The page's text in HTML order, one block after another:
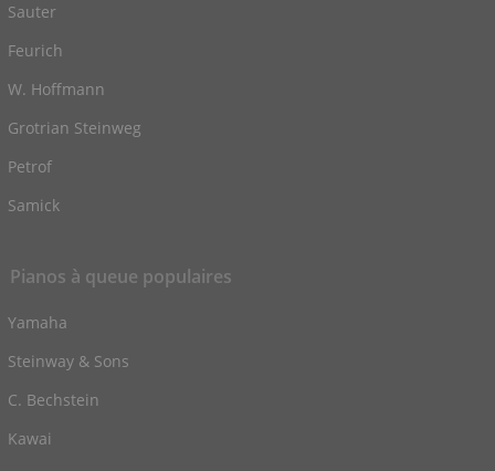
Sauter
Feurich
W. Hoffmann
Grotrian Steinweg
Petrof
Samick
Pianos à queue populaires
Yamaha
Steinway & Sons
C. Bechstein
Kawai